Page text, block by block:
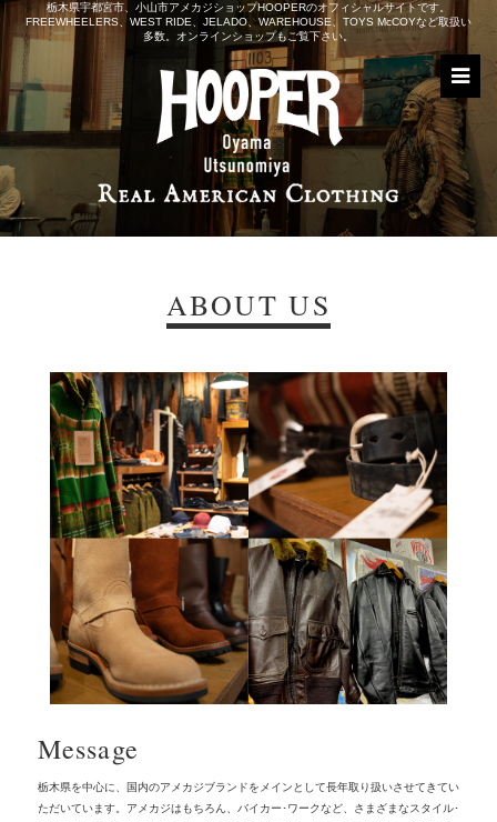
栃木県宇都宮市、小山市アメカジショップHOOPERのオフィシャルサイトです。
FREEWHEELERS、WEST RIDE、JELADO、WAREHOUSE、TOYS McCOYなど取扱い
多数。オンラインショップもご覧下さい。
ABOUT US
Message
栃木県を中心に、国内のアメカジブランドをメインとして長年取り扱いさせてきてい
ただいています。
アメカジはもちろん、バイカー･ワークなど、
さまざまなスタイル･